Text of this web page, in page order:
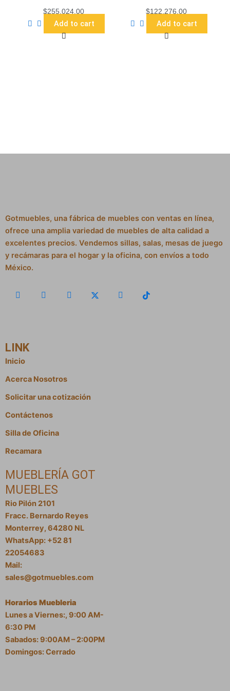
$255,024.00
Add to cart
$122,276.00
Add to cart
Gotmuebles, una fábrica de muebles con ventas en línea,
ofrece una amplia variedad de muebles de alta calidad a
excelentes precios. Vendemos sillas, salas, mesas de juego
y recámaras para el hogar y la oficina, con envíos a todo
México.
LINK
Inicio
Acerca Nosotros
Solicitar una cotización
Contáctenos
Silla de Oficina
Recamara
MUEBLERÍA GOT
MUEBLES
Rio Pilón 2101
Fracc. Bernardo Reyes
Monterrey, 64280 NL
WhatsApp: +52 81
22054683
Mail:
sales@gotmuebles.com
Horarios Muebleria
Lunes a Viernes:, 9:00 AM-
6:30 PM
Sabados: 9:00AM – 2:00PM
Domingos: Cerrado